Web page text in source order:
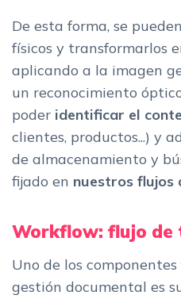
De esta forma, se
físicos y transformarlos
aplicando a la imagen
un reconocimiento
poder identificar el
clientes, productos...) y
de almacenamiento y
fijado en nuestros flujos
Workflow: flujo
Uno de los
gestión documental es